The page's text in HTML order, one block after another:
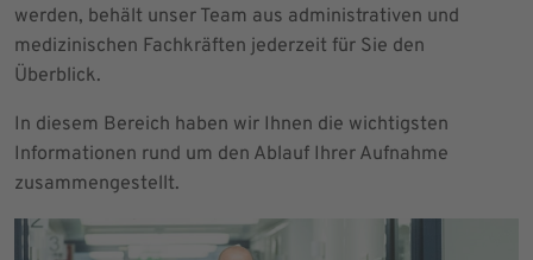
werden, behält unser Team aus administrativen und
medizinischen Fachkräften jederzeit für Sie den
Überblick.
In diesem Bereich haben wir Ihnen die wichtigsten
Informationen rund um den Ablauf Ihrer Aufnahme
zusammengestellt.